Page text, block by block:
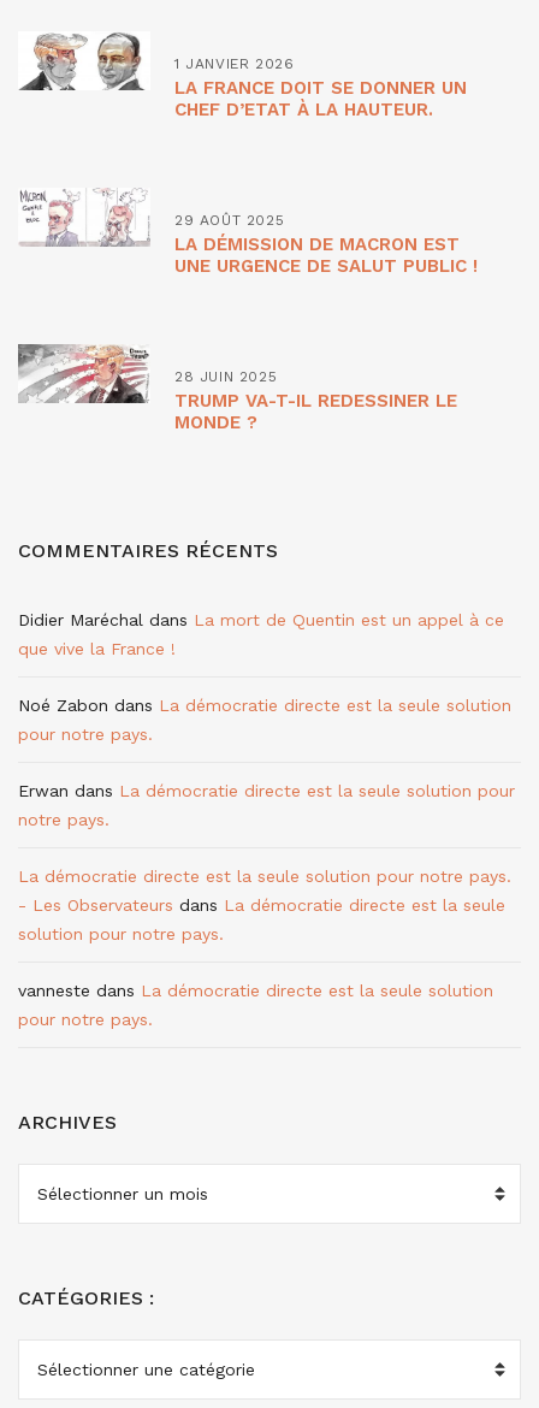
1 JANVIER 2026
LA FRANCE DOIT SE DONNER UN
CHEF D’ETAT À LA HAUTEUR.
29 AOÛT 2025
LA DÉMISSION DE MACRON EST
UNE URGENCE DE SALUT PUBLIC !
28 JUIN 2025
TRUMP VA-T-IL REDESSINER LE
MONDE ?
COMMENTAIRES RÉCENTS
Didier Maréchal dans La mort de Quentin est un appel à ce
que vive la France !
Noé Zabon dans La démocratie directe est la seule solution
pour notre pays.
Erwan dans La démocratie directe est la seule solution pour
notre pays.
La démocratie directe est la seule solution pour notre pays.
- Les Observateurs dans La démocratie directe est la seule
solution pour notre pays.
vanneste dans La démocratie directe est la seule solution
pour notre pays.
ARCHIVES
ARCHIVES
CATÉGORIES :
CATÉGORIES